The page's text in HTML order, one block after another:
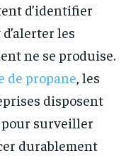
d’identifier
les
ne se produise.
de propane, les
disposent
pour surveiller
durablement